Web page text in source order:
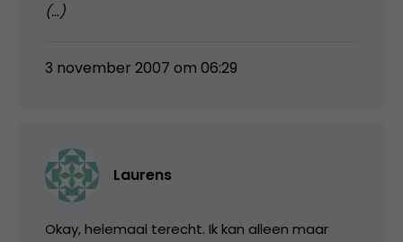
(…)
3 november 2007 om 06:29
Laurens
Okay, helemaal terecht. Ik kan alleen maar